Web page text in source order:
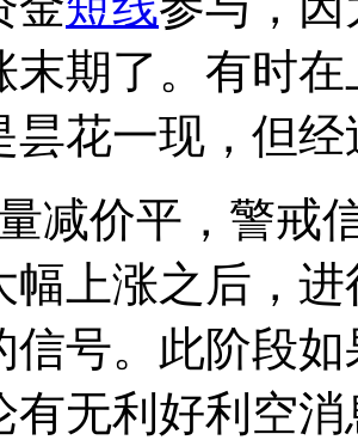
末期了。有时
昙花一现，但
价平，警戒信
幅上涨之后，
信号。此阶段
有无利好利空